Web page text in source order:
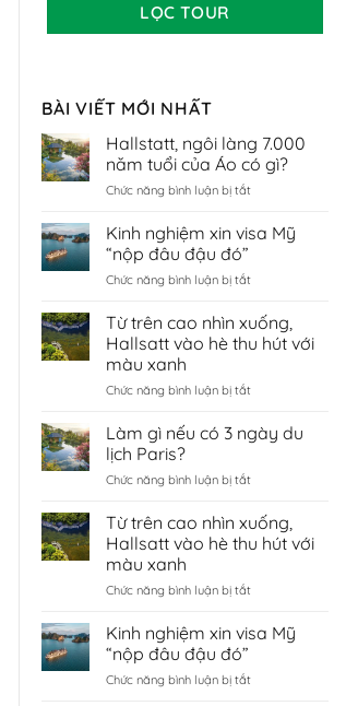
LỌC TOUR
BÀI VIẾT MỚI NHẤT
Hallstatt, ngôi làng 7.000
năm tuổi của Áo có gì?
Chức năng bình luận bị tắtở
ngôi
làng
năm
của
Áo
Kinh nghiệm xin visa Mỹ
“nộp đâu đậu đó”
Chức năng bình luận bị tắtở
nghiệm
xin
visa
“nộp
đậu
đó”
Từ trên cao nhìn xuống,
Hallsatt vào hè thu hút với
màu xanh
Chức năng bình luận bị tắtở
trên
cao
xuống,
vào
với
xanh
Làm gì nếu có 3 ngày du
lịch Paris?
Chức năng bình luận bị tắtở
nếu
có
ngày
lịch
Paris?
Từ trên cao nhìn xuống,
Hallsatt vào hè thu hút với
màu xanh
Chức năng bình luận bị tắtở
cao
xuống,
Kinh nghiệm xin visa Mỹ
“nộp đâu đậu đó”
Chức năng bình luận bị tắtở